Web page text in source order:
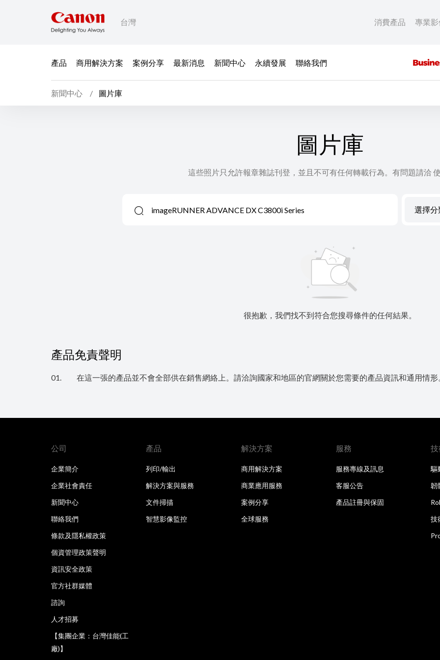
台灣 消費產品 專業
產品 商用解決方案 案例分享 最新消息 新聞中心 永續發展 聯絡我們
新聞中心 圖片庫
圖片庫
這些照片只允許報章雜誌刊登，並且不可有任何轉載行為。有問題請洽
選擇分
很抱歉，我們找不到符合您搜尋條件的任何結果。
產品免責聲明
01. 在這一張的產品並不會全部供在銷售網絡上。請洽詢國家和地區的官網關於您需要的產品資訊和通用情形
公司
企業簡介
企業社會責任
新聞中心
聯絡我們
條款及隱私權政策
個資管理政策聲明
資訊安全政策
官方社群媒體
諮詢
人才招募
【集團企業：台灣佳能(工
廠)】
產品
列印/輸出
解決方案與服務
文件掃描
智慧影像監控
解決方案
商用解決方案
商業應用服務
案例分享
全球服務
服務
服務專線及訊息
客服公告
產品註冊與保固
驅
韌
技